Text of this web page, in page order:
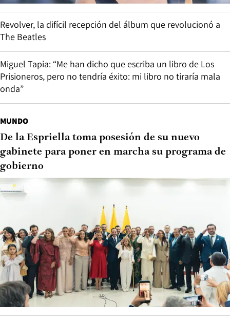
Revolver, la difícil recepción del álbum que revolucionó a
The Beatles
Miguel Tapia: “Me han dicho que escriba un libro de Los
Prisioneros, pero no tendría éxito: mi libro no tiraría mala
onda”
MUNDO
De la Espriella toma posesión de su nuevo
gabinete para poner en marcha su programa de
gobierno